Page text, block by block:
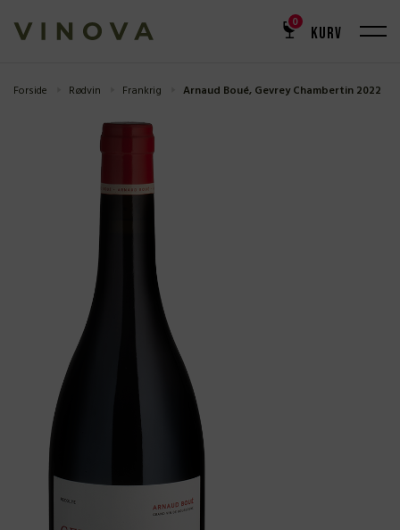
KURV
0
Forside Rødvin Frankrig Arnaud Boué, Gevrey Chambertin 2022